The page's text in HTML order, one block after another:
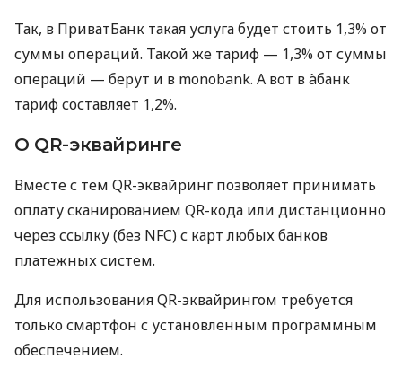
Так, в ПриватБанк такая услуга будет стоить 1,3% от
суммы операций. Такой же тариф — 1,3% от суммы
операций — берут и в monobank. А вот в àбанк
тариф составляет 1,2%.
О QR-эквайринге
Вместе с тем QR-эквайринг позволяет принимать
оплату сканированием QR-кода или дистанционно
через ссылку (без NFC) с карт любых банков
платежных систем.
Для использования QR-эквайрингом требуется
только смартфон с установленным программным
обеспечением.